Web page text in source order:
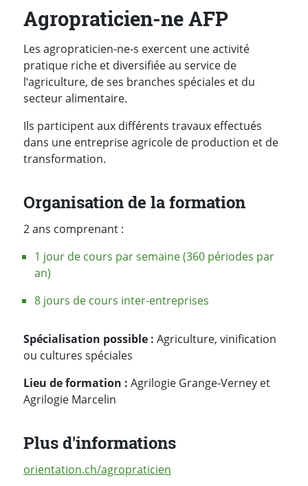
Agropraticien-ne AFP
Les agropraticien-ne-s exercent une activité
pratique riche et diversifiée au service de
l‘agriculture, de ses branches spéciales et du
secteur alimentaire.
Ils participent aux différents travaux effectués
dans une entreprise agricole de production et de
transformation.
Organisation de la formation
2 ans comprenant :
1 jour de cours par semaine (360 périodes par
an)
8 jours de cours inter-entreprises
Spécialisation possible : Agriculture, vinification
ou cultures spéciales
Lieu de formation : Agrilogie Grange-Verney et
Agrilogie Marcelin
Plus d'informations
orientation.ch/agropraticien